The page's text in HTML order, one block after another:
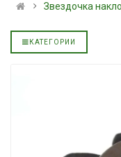
Звездочка
КАТЕГОРИИ